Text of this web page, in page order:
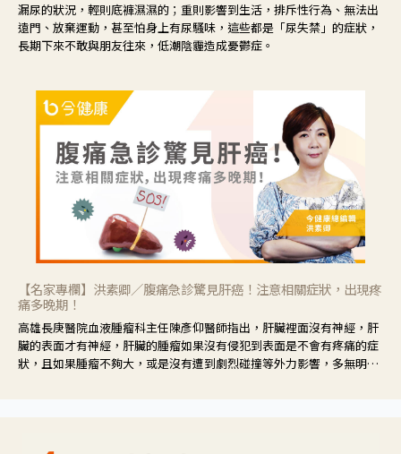
漏尿的狀況，輕則底褲濕濕的；重則影響到生活，排斥性行為、無法出
遠門、放棄運動，甚至怕身上有尿騷味，這些都是「尿失禁」的症狀，
長期下來不敢與朋友往來，低潮陰霾造成憂鬱症。
【名家專欄】洪素卿／腹痛急診驚見肝癌！注意相關症狀，出現疼
痛多晚期！
高雄長庚醫院血液腫瘤科主任陳彥仰醫師指出，肝臟裡面沒有神經，肝
臟的表面才有神經，肝臟的腫瘤如果沒有侵犯到表面是不會有疼痛的症
狀，且如果腫瘤不夠大，或是沒有遭到劇烈碰撞等外力影響，多無明顯